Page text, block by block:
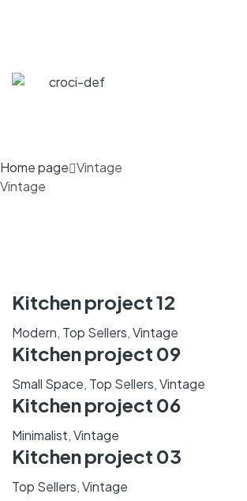
Home page Vintage
Vintage
Kitchen project 12
Modern, Top Sellers,Vintage
Kitchen project 09
Small Space, Top Sellers,Vintage
Kitchen project 06
Minimalist,Vintage
Kitchen project 03
Top Sellers,Vintage